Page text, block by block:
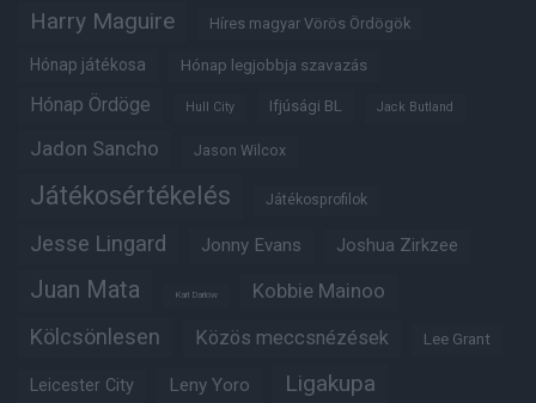
Harry Maguire Híres magyar Vörös Ördögök
Hónap játékosa Hónap legjobbja szavazás
Hónap Ördöge Hull City Ifjúsági BL Jack Butland
Jadon Sancho Jason Wilcox
Játékosértékelés Játékosprofilok
Jesse Lingard Jonny Evans Joshua Zirkzee
Juan Mata Karl Darlow Kobbie Mainoo
Kölcsönlesen Közös meccsnézések Lee Grant
Leicester City Leny Yoro Ligakupa